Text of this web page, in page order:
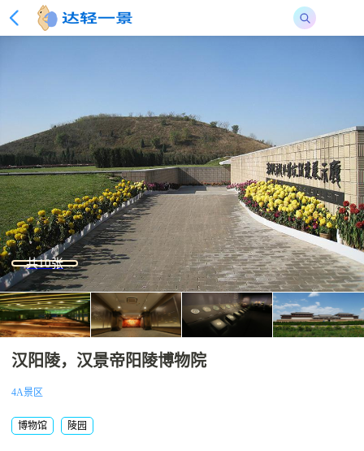
共10张
汉阳陵，汉景帝阳陵博物院
4A景区
博物馆 陵园